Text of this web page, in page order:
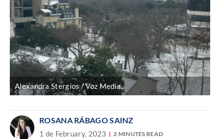
Alexandra Stergios / Voz Media.
ROSANA RÁBAGO SAINZ
1 de February, 2023 2 MINUTES READ